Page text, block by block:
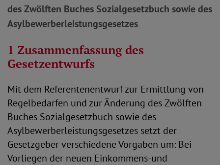
des Zwölften Buches Sozialgesetzbuch sowie des
Asylbewerberleistungsgesetzes
1 Zusammenfassung des
Gesetzentwurfs
Mit dem Referentenentwurf zur Ermittlung von
Regelbedarfen und zur Änderung des Zwölften
Buches Sozialgesetzbuch sowie des
Asylbewerberleistungsgesetzes setzt der
Gesetzgeber verschiedene Vorgaben um: Bei
Vorliegen der neuen Einkommens-und